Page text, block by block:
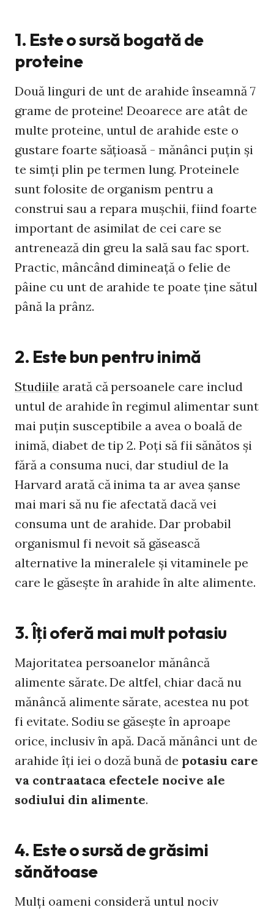
1. Este o sursă bogată de
proteine
Două linguri de unt de arahide înseamnă 7
grame de proteine! Deoarece are atât de
multe proteine, untul de arahide este o
gustare foarte săţioasă - mănânci puţin şi
te simţi plin pe termen lung. Proteinele
sunt folosite de organism pentru a
construi sau a repara muşchii, fiind foarte
important de asimilat de cei care se
antrenează din greu la sală sau fac sport.
Practic, mâncând dimineaţă o felie de
pâine cu unt de arahide te poate ţine sătul
până la prânz.
2. Este bun pentru inimă
Studiile arată că persoanele care includ
untul de arahide în regimul alimentar sunt
mai puţin susceptibile a avea o boală de
inimă, diabet de tip 2. Poţi să fii sănătos şi
fără a consuma nuci, dar studiul de la
Harvard arată că inima ta ar avea şanse
mai mari să nu fie afectată dacă vei
consuma unt de arahide. Dar probabil
organismul fi nevoit să găsească
alternative la mineralele şi vitaminele pe
care le găseşte în arahide în alte alimente.
3. Îţi oferă mai mult potasiu
Majoritatea persoanelor mănâncă
alimente sărate. De altfel, chiar dacă nu
mănâncă alimente sărate, acestea nu pot
fi evitate. Sodiu se găseşte în aproape
orice, inclusiv în apă. Dacă mănânci unt de
arahide îţi iei o doză bună de potasiu care
va contraataca efectele nocive ale
sodiului din alimente.
4. Este o sursă de grăsimi
sănătoase
Mulţi oameni consideră untul nociv